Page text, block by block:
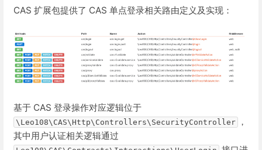
CAS 扩展包提供了 CAS 单点登录相关路由定义及实现：
基于 CAS 登录操作对应逻辑位于
\Leo108\CAS\Http\Controllers\SecurityController
，
其中用户认证相关逻辑通过